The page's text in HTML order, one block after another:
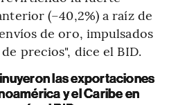
(–40,2%) a raíz de
de oro, impulsados
precios", dice el BID.
las exportaciones
y el Caribe en